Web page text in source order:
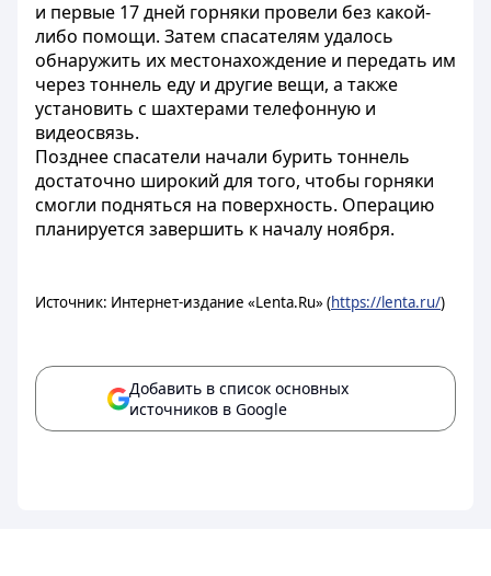
и первые 17 дней горняки провели без какой-
либо помощи. Затем спасателям удалось
обнаружить их местонахождение и передать им
через тоннель еду и другие вещи, а также
установить с шахтерами телефонную и
видеосвязь.
Позднее спасатели начали бурить тоннель
достаточно широкий для того, чтобы горняки
смогли подняться на поверхность. Операцию
планируется завершить к началу ноября.
Источник: Интернет-издание «Lenta.Ru» (https://lenta.ru/)
Добавить в список основных
источников в Google